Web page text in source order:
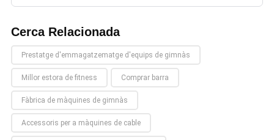
Cerca Relacionada
Prestatge d'emmagatzematge d'equips de gimnàs
Millor estora de fitness Comprar barra
Fàbrica de màquines de gimnàs
Accessoris per a màquines de cable